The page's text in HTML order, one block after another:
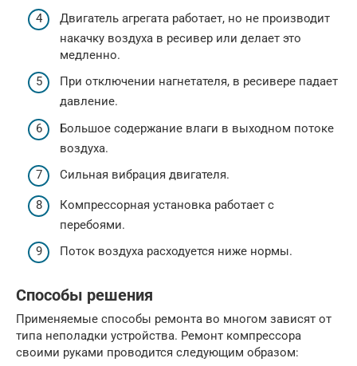
Двигатель агрегата работает, но не производит
накачку воздуха в ресивер или делает это
медленно.
При отключении нагнетателя, в ресивере падает
давление.
Большое содержание влаги в выходном потоке
воздуха.
Сильная вибрация двигателя.
Компрессорная установка работает с
перебоями.
Поток воздуха расходуется ниже нормы.
Способы решения
Применяемые способы ремонта во многом зависят от
типа неполадки устройства. Ремонт компрессора
своими руками проводится следующим образом: